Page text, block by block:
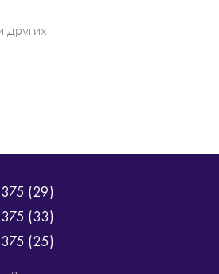
других
(29)
(33)
(25)